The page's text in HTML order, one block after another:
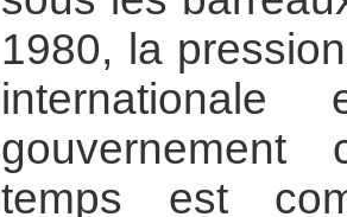
1980, la
temps est